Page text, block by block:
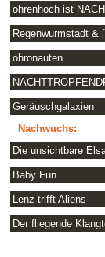
ohrenhoch ist
Regenwurmstadt &
ohronauten
Geräuschgalaxien
Nachwuchs:
Die unsichtbare
Baby Fun
Lenz trifft Aliens
Der fliegende